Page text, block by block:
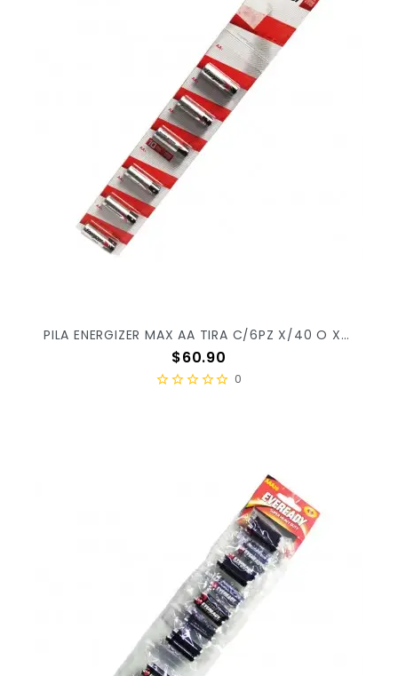
PILA ENERGIZER MAX AA TIRA C/6PZ X/40 O X/20
Precio
$60.90
0